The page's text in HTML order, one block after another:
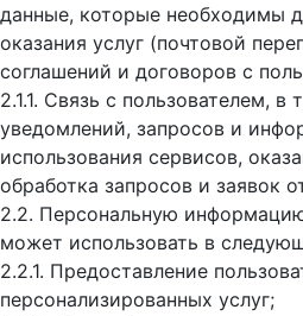
данные, которые необходимы
оказания услуг (почтовой
соглашений и договоров с
2.1.1. Связь с пользователем, в
уведомлений, запросов и
использования сервисов,
обработка запросов и заявок
2.2. Персональную
может использовать в
2.2.1. Предоставление
персонализированных услуг;